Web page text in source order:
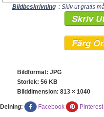
Bildbeskrivning : Skiv ut gratis
Skriv
Färg
Bildformat: JPG
Storlek: 56 KB
Bilddimension: 813 × 1040
Delning: Facebook Pinterest